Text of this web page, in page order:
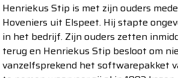
Henriekus Stip is met zijn ouders
Hoveniers uit Elspeet. Hij stapte
in het bedrijf. Zijn ouders zetten
terug en Henriekus Stip besloot om
vanzelfsprekend het softwarepakket